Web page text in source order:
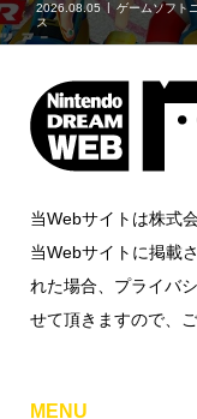
2026.08.05
ゲームソフト
ス
当Webサイトは株式
当Webサイトに掲載
れた場合、プライバ
せて頂きますので、
MENU